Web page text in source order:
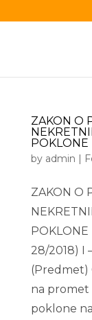
ZAKON O
POKLONE
by admin |
ZAKON O
POKLONE
28/2018) I
(Predmet)
na promet
poklone